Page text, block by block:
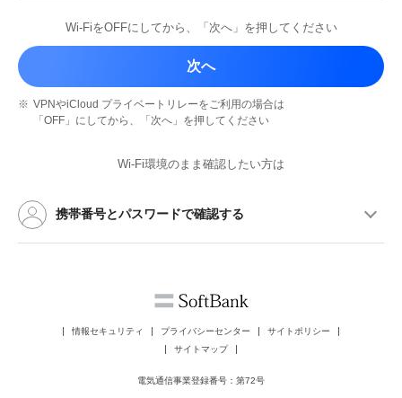
Wi-FiをOFFにしてから、 「次へ」を押してください
次へ
※ VPNやiCloud プライベートリレーを ご利用の場合は
「OFF」にしてから、
「次へ」を押してください
Wi-Fi環境のまま確認したい方は
携帯番号とパスワードで確認する
情報セキュリティ プライバシーセンター
サイトポリシー
サイトマップ
電気通信事業登録番号：第72号